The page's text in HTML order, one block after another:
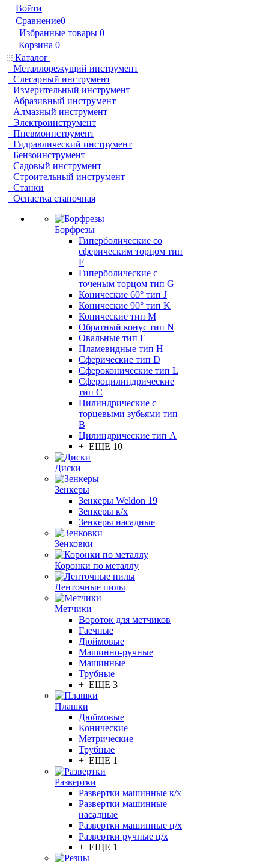
Войти
Сравнение0
Избранные товары 0
Корзина 0
Каталог
Металлорежущий инструмент
Слесарный инструмент
Измерительный инструмент
Абразивный инструмент
Алмазный инструмент
Электроинструмент
Пневмоинструмент
Гидравлический инструмент
Бензоинструмент
Садовый инструмент
Строительный инструмент
Станки
Оснастка станочная
Борфрезы
Гиперболические cо
сферическим торцом тип
F
Гиперболические с
точеным торцом тип G
Конические 60° тип J
Конические 90° тип K
Конические тип M
Обратный конус тип N
Овальные тип E
Пламевидные тип H
Сферические тип D
Сфероконические тип L
Сфероцилиндрические
тип C
Цилиндрические с
торцевыми зубьями тип
B
Цилиндрические тип А
+ ЕЩЕ 10
Диски
Зенкеры
Зенкеры Weldon 19
Зенкеры к/х
Зенкеры насадные
Зенковки
Коронки по металлу
Ленточные пилы
Метчики
Вороток для метчиков
Гаечные
Дюймовые
Машинно-ручные
Машинные
Трубные
+ ЕЩЕ 3
Плашки
Дюймовые
Конические
Метрические
Трубные
+ ЕЩЕ 1
Развертки
Развертки машинные к/х
Развертки машинные
насадные
Развертки машинные ц/х
Развертки ручные ц/х
+ ЕЩЕ 1